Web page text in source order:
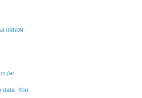
09h09...
j'ai
date. You